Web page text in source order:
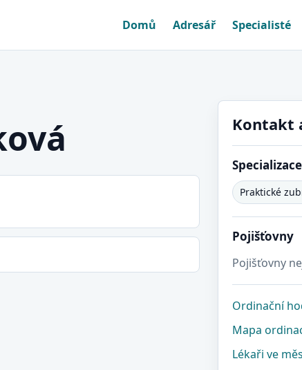
Domů Adresář Specialisté
Kontakt
Praktické
Pojišťovny
Pojišťovny
Ordinační
Mapa
Lékaři ve